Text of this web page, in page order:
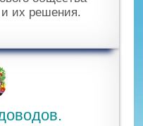
их решения.